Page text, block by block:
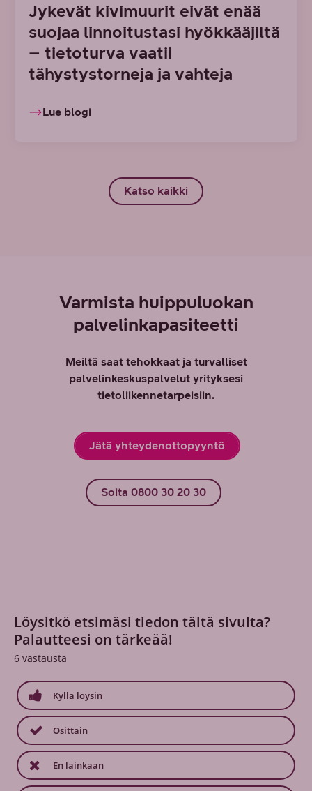
Jykevät kivimuurit eivät enää
suojaa linnoitustasi hyökkääjiltä
– tietoturva vaatii
tähystystorneja ja vahteja
Lue blogi
Katso kaikki
Varmista huippuluokan
palvelinkapasiteetti
Meiltä saat tehokkaat ja turvalliset
palvelinkeskuspalvelut yrityksesi
tietoliikennetarpeisiin.
Jätä yhteydenottopyyntö
Soita 0800 30 20 30
Löysitkö etsimäsi tiedon tältä sivulta?
Palautteesi on tärkeää!
6 vastausta
Kyllä löysin
Osittain
En lainkaan